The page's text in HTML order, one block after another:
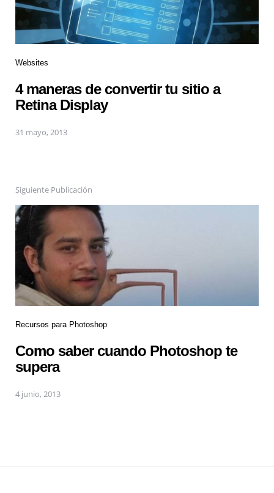
Websites
4 maneras de convertir tu sitio a
Retina Display
31 mayo, 2013
Siguiente Publicación
Recursos para Photoshop
Como saber cuando Photoshop te
supera
4 junio, 2013